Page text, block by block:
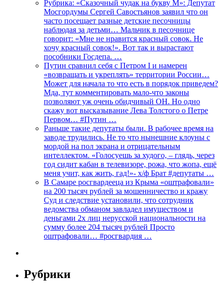
Рубрика: «Сказочный чудак на букву М»: Депутат
Мосгордумы Сергей Савостьянов заявил что он
часто посещает разные детские песочницы
наблюдая за детьми… Мальчик в песочнице
говорит: «Мне не нравится красный совок. Не
хочу красный совок!». Вот так и вырастают
пособники Госдепа. …
Путин сравнил себя с Петром I и намерен
«возвращать и укреплять» территории России…
Может для начала то что есть в порядок приведем?
Мда, тут комментировать мало-что законы
позволяют уж очень обидчивый ОН. Но одно
скажу вот высказывание Лева Толстого о Петре
Первом… #Путин …
Раньше такие депутаты были. В рабочее время на
заводе трудились. Не то что нынешние клоуны с
мордой на пол экрана и отрицательным
интеллектом. «Голосуешь за худого, – глядь, через
год сидит кабан в телевизоре, рожа, что жопа, ещё
меня учит, как жить, гад!»- х/ф Брат #депутаты …
В Самаре росгвардееца из Крыма «оштрафовали»
на 200 тысяч рублей за мошенничество и кражу
Суд и следствие установили, что сотрудник
ведомства обманом завладел имуществом и
деньгами 2х лиц нерусской национальности на
сумму более 204 тысяч рублей Просто
оштрафовали… #росгвардия …
Рубрики